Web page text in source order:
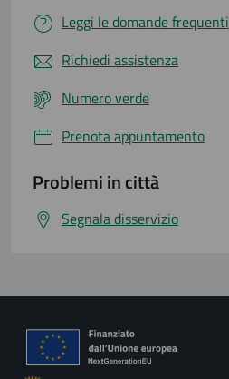
Leggi le domande frequenti
Richiedi assistenza
Numero verde
Prenota appuntamento
Problemi in città
Segnala disservizio